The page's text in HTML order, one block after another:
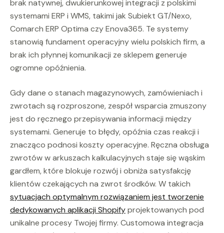
brak natywnej, dwukierunkowej integracji z polskimi
systemami ERP i WMS, takimi jak Subiekt GT/Nexo,
Comarch ERP Optima czy Enova365. Te systemy
stanowią fundament operacyjny wielu polskich firm, a
brak ich płynnej komunikacji ze sklepem generuje
ogromne opóźnienia.
Gdy dane o stanach magazynowych, zamówieniach i
zwrotach są rozproszone, zespół wsparcia zmuszony
jest do ręcznego przepisywania informacji między
systemami. Generuje to błędy, opóźnia czas reakcji i
znacząco podnosi koszty operacyjne. Ręczna obsługa
zwrotów w arkuszach kalkulacyjnych staje się wąskim
gardłem, które blokuje rozwój i obniża satysfakcję
klientów czekających na zwrot środków. W takich
sytuacjach optymalnym rozwiązaniem jest tworzenie
dedykowanych aplikacji Shopifyprojektowanych pod
unikalne procesy Twojej firmy. Customowa integracja